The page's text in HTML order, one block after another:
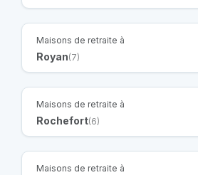
Maisons de retraite à
Royan(7)
Maisons de retraite à
Rochefort(6)
Maisons de retraite à